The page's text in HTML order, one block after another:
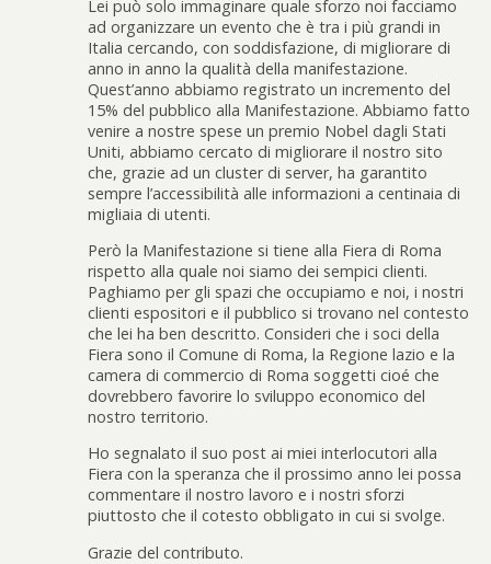
Lei può solo immaginare quale sforzo noi facciamo
ad organizzare un evento che è tra i più grandi in
Italia cercando, con soddisfazione, di migliorare di
anno in anno la qualità della manifestazione.
Quest’anno abbiamo registrato un incremento del
15% del pubblico alla Manifestazione. Abbiamo fatto
venire a nostre spese un premio Nobel dagli Stati
Uniti, abbiamo cercato di migliorare il nostro sito
che, grazie ad un cluster di server, ha garantito
sempre l’accessibilità alle informazioni a centinaia di
migliaia di utenti.
Però la Manifestazione si tiene alla Fiera di Roma
rispetto alla quale noi siamo dei sempici clienti.
Paghiamo per gli spazi che occupiamo e noi, i nostri
clienti espositori e il pubblico si trovano nel contesto
che lei ha ben descritto. Consideri che i soci della
Fiera sono il Comune di Roma, la Regione lazio e la
camera di commercio di Roma soggetti cioé che
dovrebbero favorire lo sviluppo economico del
nostro territorio.
Ho segnalato il suo post ai miei interlocutori alla
Fiera con la speranza che il prossimo anno lei possa
commentare il nostro lavoro e i nostri sforzi
piuttosto che il cotesto obbligato in cui si svolge.
Grazie del contributo.